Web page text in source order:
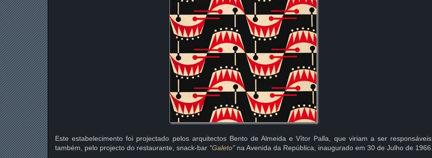
Este estabelecimento foi projectado pelos arquitectos Bento de Almeida e Vítor Palla, que viriam a ser responsáveis,
também, pelo projecto do restaurante, snack-bar “Galeto” na Avenida da República, inaugurado em 30 de Julho de 1966.